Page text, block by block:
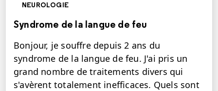
NEUROLOGIE
Syndrome de la langue de feu
Bonjour, je souffre depuis 2 ans du
syndrome de la langue de feu. J'ai pris un
grand nombre de traitements divers qui
s'avèrent totalement inefficaces. Quels sont